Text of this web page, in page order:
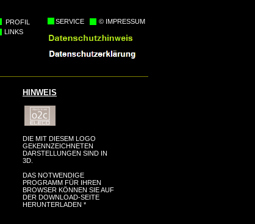
DIE MIT DIESEM LOGO
GEKENNZEICHNETEN
DARSTELLUNGEN SIND IN
3D.
DAS NOTWENDIGE
PROGRAMM FÜR IHREN
BROWSER KÖNNEN SIE AUF
DER DOWNLOAD-SEITE
HERUNTERLADEN *
HINWEIS
SERVICE
LINKS
PROFIL © IMPRESSUM